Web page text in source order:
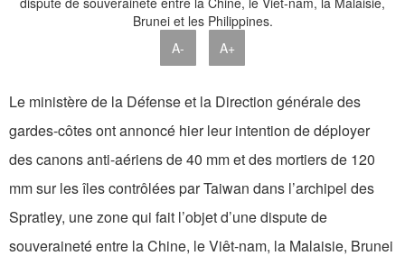
A- A+
Le ministère de la Défense et la Direction générale des
gardes-côtes ont annoncé hier leur intention de déployer
des canons anti-aériens de 40 mm et des mortiers de 120
mm sur les îles contrôlées par Taiwan dans l’archipel des
Spratley, une zone qui fait l’objet d’une dispute de
souveraineté entre la Chine, le Viêt-nam, la Malaisie, Brunei